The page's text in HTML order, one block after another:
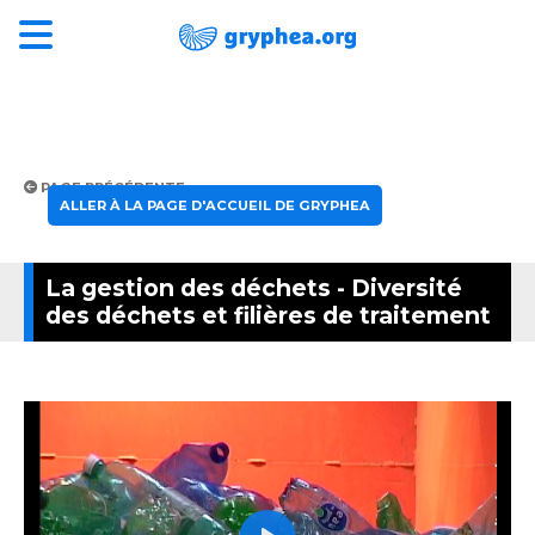
PAGE PRÉCÉDENTE
ALLER À LA PAGE D'ACCUEIL DE GRYPHEA
La gestion des déchets - Diversité
des déchets et filières de traitement